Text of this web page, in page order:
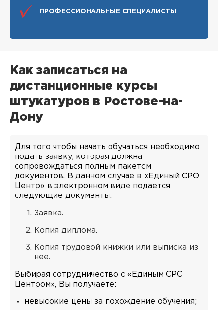
ПРОФЕССИОНАЛЬНЫЕ СПЕЦИАЛИСТЫ
Как записаться на
дистанционные курсы
штукатуров в Ростове-на-
Дону
Для того чтобы начать обучаться необходимо
подать заявку, которая должна
сопровождаться полным пакетом
документов. В данном случае в «Единый СРО
Центр» в электронном виде подается
следующие документы:
Заявка.
Копия диплома.
Копия трудовой книжки или выписка из
нее.
Выбирая сотрудничество с «Единым СРО
Центром», Вы получаете:
невысокие цены за похождение обучения;